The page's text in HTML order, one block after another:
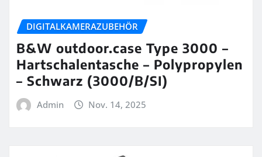
DIGITALKAMERAZUBEHÖR
B&W outdoor.case Type 3000 –
Hartschalentasche – Polypropylen
– Schwarz (3000/B/SI)
Admin Nov. 14, 2025